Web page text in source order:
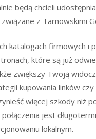
będą chcieli
z Tarnowskimi
katalogach firmowych i
które są już
zwiększy Twoją
kupowania linków
więcej szkody niż
jest
lokalnym.